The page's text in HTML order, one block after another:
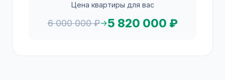
Цена квартиры для вас
6 000 000 ₽→5 820 000 ₽